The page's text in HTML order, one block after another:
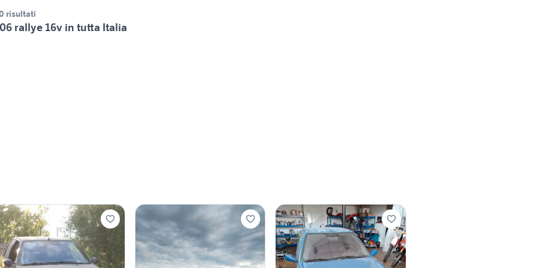
risultati
rallye 16v in tutta Italia